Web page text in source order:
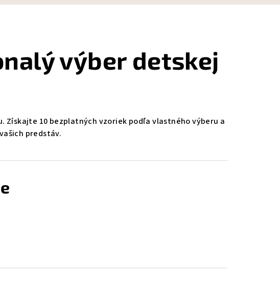
výber detskej
10 bezplatných vzoriek podľa vlastného výberu a
predstáv.